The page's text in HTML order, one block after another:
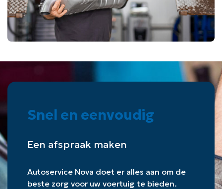
Snel en eenvoudig
Een afspraak maken
Autoservice Nova doet er alles aan om de
beste zorg voor uw voertuig te bieden.